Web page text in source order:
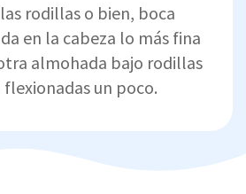
rodillas o bien, boca
en la cabeza lo más fina
almohada bajo rodillas
un poco.